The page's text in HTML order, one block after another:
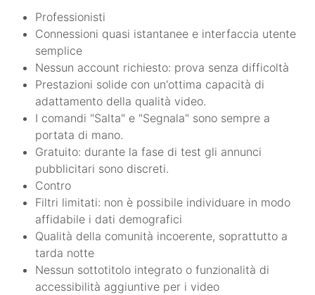
Professionisti
Connessioni quasi istantanee e interfaccia utente
semplice
Nessun account richiesto: prova senza difficoltà
Prestazioni solide con un'ottima capacità di
adattamento della qualità video.
I comandi "Salta" e "Segnala" sono sempre a
portata di mano.
Gratuito: durante la fase di test gli annunci
pubblicitari sono discreti.
Contro
Filtri limitati: non è possibile individuare in modo
affidabile i dati demografici
Qualità della comunità incoerente, soprattutto a
tarda notte
Nessun sottotitolo integrato o funzionalità di
accessibilità aggiuntive per i video